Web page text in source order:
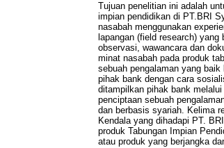
Tujuan penelitian ini adalah
impian pendidikan di PT.BRI
nasabah menggunakan
lapangan (field research)
observasi, wawancara dan
minat nasabah pada produk
sebuah pengalaman yang
pihak bank dengan cara
ditampilkan pihak bank
penciptaan sebuah
dan berbasis syariah. Kelima
Kendala yang dihadapi PT.
produk Tabungan Impian
atau produk yang berjangka